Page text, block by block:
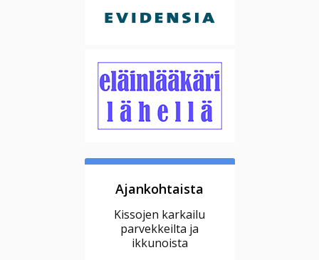
Ajankohtaista
Kissojen karkailu
parvekkeilta ja
ikkunoista